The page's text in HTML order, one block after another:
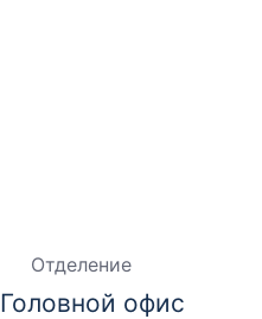
Отделение
Головной офис